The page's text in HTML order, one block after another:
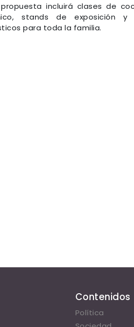
incluirá clases de
stands de exposición y
para toda la familia.
Contenidos
Política